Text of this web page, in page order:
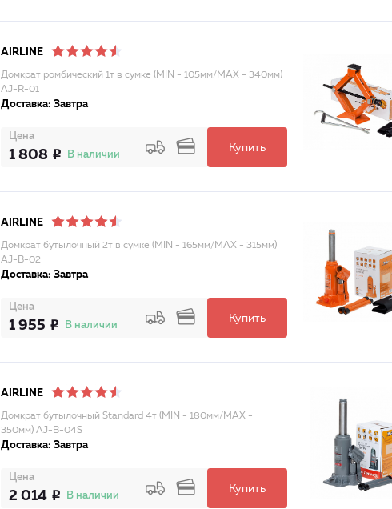
AIRLINE
Домкрат ромбический 1т в сумке (MIN - 105мм/MAX - 340мм)
AJ-R-01
Доставка: Завтра
Цена
1 808 В наличии
Купить
AIRLINE
Домкрат бутылочный 2т в сумке (MIN - 165мм/MAX - 315мм)
AJ-B-02
Доставка: Завтра
Цена
1 955 В наличии
Купить
AIRLINE
Домкрат бутылочный Standard 4т (MIN - 180мм/MAX -
350мм) AJ-B-04S
Доставка: Завтра
Цена
2 014 В наличии
Купить